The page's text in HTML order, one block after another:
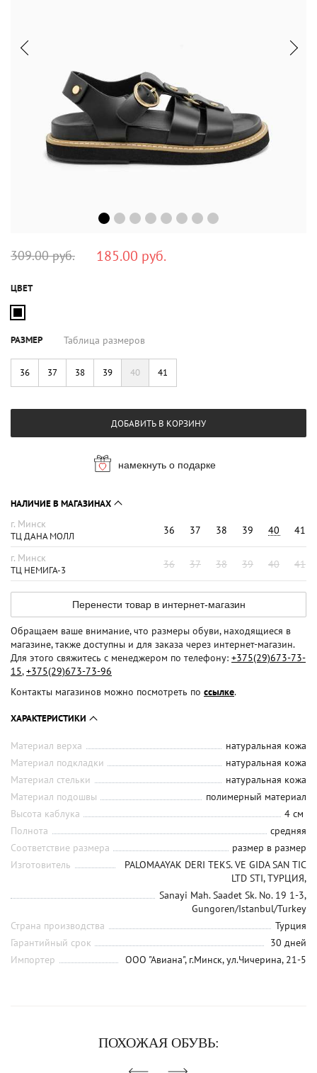
309.00 руб. 185.00 руб.
ЦВЕТ
РАЗМЕР Таблица размеров
36 37 38 39 40 41
ДОБАВИТЬ В КОРЗИНУ
намекнуть о подарке
НАЛИЧИЕ В МАГАЗИНАХ
г. Минск
ТЦ ДАНА МОЛЛ 36 37 38 39 40 41
г. Минск
ТЦ НЕМИГА-3 36 37 38 39 40 41
Перенести товар в интернет-магазин
Обращаем ваше внимание, что размеры обуви, находящиеся в
магазине, также доступны и для заказа через интернет-магазин.
Для этого свяжитесь с менеджером по телефону: +375(29)673-73-
15,+375(29)673-73-96
Контакты магазинов можно посмотреть по ссылке.
ХАРАКТЕРИСТИКИ
Материал верха
натуральная кожа
Материал подкладки
натуральная кожа
Материал стельки
натуральная кожа
Материал подошвы
полимерный материал
Высота каблука
4 см
Полнота
средняя
Соответствие размера
размер в размер
Изготовитель
PALOMAAYAK DERI TEKS. VE GIDA SAN TIC
LTD STI, ТУРЦИЯ,
Sanayi Mah. Saadet Sk. No. 19 1-3,
Gungoren/Istanbul/Turkey
Страна производства
Турция
Гарантийный срок
30 дней
Импортер
ООО "Авиана", г.Минск, ул.Чичерина, 21-5
ПОХОЖАЯ ОБУВЬ: